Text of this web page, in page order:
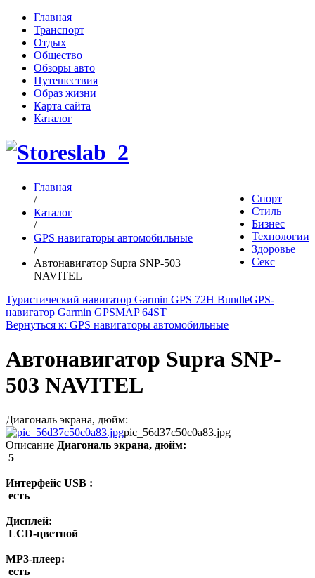
Главная
Транспорт
Отдых
Общество
Обзоры авто
Путешествия
Образ жизни
Карта сайта
Каталог
Спорт
Стиль
Бизнес
Технологии
Здоровье
Секс
Главная
/
Каталог
/
GPS навигаторы автомобильные
/
Автонавигатор Supra SNP-503
NAVITEL
Туристический навигатор Garmin GPS 72H BundleGPS-
навигатор Garmin GPSMAP 64ST
Вернуться к: GPS навигаторы автомобильные
Автонавигатор Supra SNP-
503 NAVITEL
Диагональ экрана, дюйм:
pic_56d37c50c0a83.jpg
Описание Диагональ экрана, дюйм:
5
Интерфейс USB :
есть
Дисплей:
LCD-цветной
MP3-плеер:
есть